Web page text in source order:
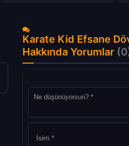
Karate Kid Efsane
Hakkında Yorumlar